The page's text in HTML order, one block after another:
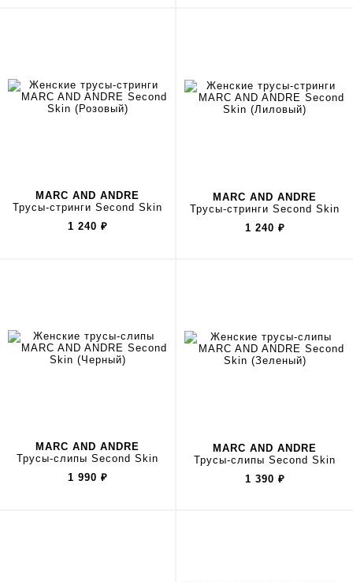
MARC AND ANDRE
Трусы-стринги Second Skin
1 240 ₽
MARC AND ANDRE
Трусы-стринги Second Skin
1 240 ₽
MARC AND ANDRE
Трусы-слипы Second Skin
1 990 ₽
MARC AND ANDRE
Трусы-слипы Second Skin
1 390 ₽